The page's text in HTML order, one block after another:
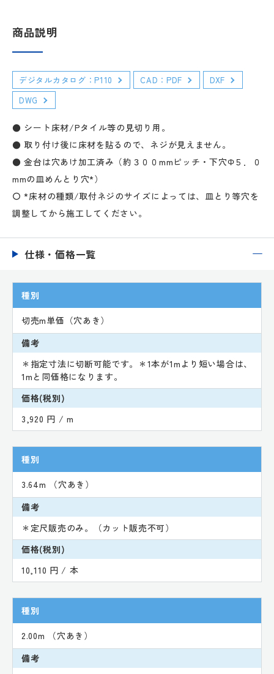
商品説明
デジタルカタログ：P110 CAD：PDF
DXF
DWG
● シート床材/Pタイル等の見切り用。
● 取り付け後に床材を貼るので、ネジが見えません。
● 金台は穴あけ加工済み（約３００mmピッチ・下穴Φ５．０
mmの皿めんとり穴*）
〇 *床材の種類/取付ネジのサイズによっては、皿とり等穴を
調整してから施工してください。
仕様・価格一覧
種別
切売m単価（穴あき）
備考
＊指定寸法に切断可能です。＊1本が1mより短い場合は、
1mと同価格になります。
価格(税別)
3,920 円 / m
種別
3.64m （穴あき）
備考
＊定尺販売のみ。（カット販売不可）
価格(税別)
10,110 円 / 本
種別
2.00m （穴あき）
備考